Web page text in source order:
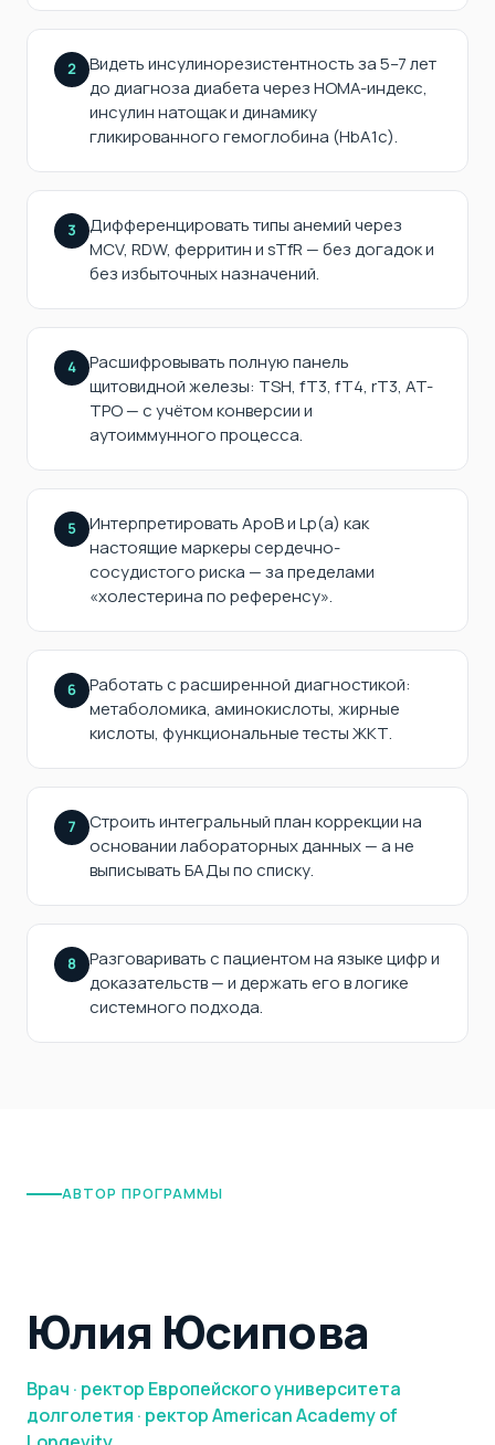
2
Видеть инсулинорезистентность за 5–7 лет
до диагноза диабета через HOMA-индекс,
инсулин натощак и динамику
гликированного гемоглобина (HbA1c).
3
Дифференцировать типы анемий через
MCV, RDW, ферритин и sTfR — без догадок и
без избыточных назначений.
4
Расшифровывать полную панель
щитовидной железы: TSH, fT3, fT4, rT3, AT-
TPO — с учётом конверсии и
аутоиммунного процесса.
5
Интерпретировать ApoB и Lp(a) как
настоящие маркеры сердечно-
сосудистого риска — за пределами
«холестерина по референсу».
6
Работать с расширенной диагностикой:
метаболомика, аминокислоты, жирные
кислоты, функциональные тесты ЖКТ.
7
Строить интегральный план коррекции на
основании лабораторных данных — а не
выписывать БАДы по списку.
8
Разговаривать с пациентом на языке цифр и
доказательств — и держать его в логике
системного подхода.
АВТОР ПРОГРАММЫ
Юлия Юсипова
Врач · ректор Европейского университета
долголетия · ректор American Academy of